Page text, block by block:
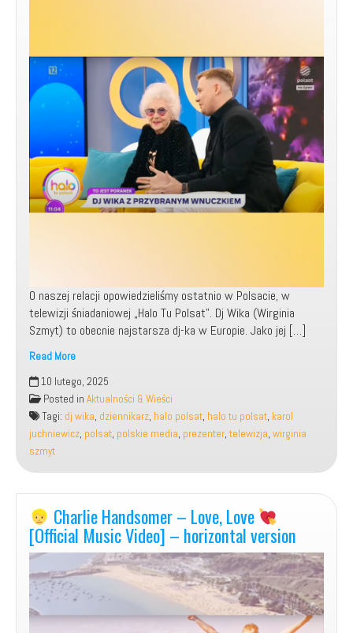
O naszej relacji opowiedzieliśmy ostatnio w Polsacie, w
telewizji śniadaniowej „Halo Tu Polsat”. Dj Wika (Wirginia
Szmyt) to obecnie najstarsza dj-ka w Europie. Jako jej […]
Read More
Udział,
jako
Gość
w
Telewizji
Śniadaniowej:
„Halo
Tu
Polsat”
razem
z
dj
Wiką!
10 lutego, 2025
Posted in Aktualności & Wieści
Tagi: dj wika, dziennikarz, halo polsat, halo tu polsat, karol
juchniewicz, polsat, polskie media, prezenter,telewizja, wirginia
szmyt
Charlie Handsomer – Love, Love
[Official Music Video] – horizontal version